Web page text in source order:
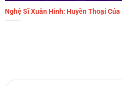
Nghệ Sĩ Xuân Hinh: Huyền Thoại